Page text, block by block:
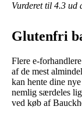
Vurderet til 4.3 ud
Glutenfri
Flere e-
af de mest
kan hente dine
nemlig særdeles
ved køb af